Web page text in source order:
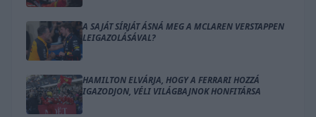
A SAJÁT SÍRJÁT ÁSNÁ MEG A MCLAREN VERSTAPPEN
LEIGAZOLÁSÁVAL?
HAMILTON ELVÁRJA, HOGY A FERRARI HOZZÁ
IGAZODJON, VÉLI VILÁGBAJNOK HONFITÁRSA